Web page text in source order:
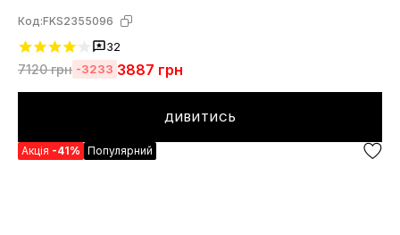
Код:FKS2355096
32
7120грн -3233 3887 грн
ДИВИТИСЬ
Акція -41% Популярний